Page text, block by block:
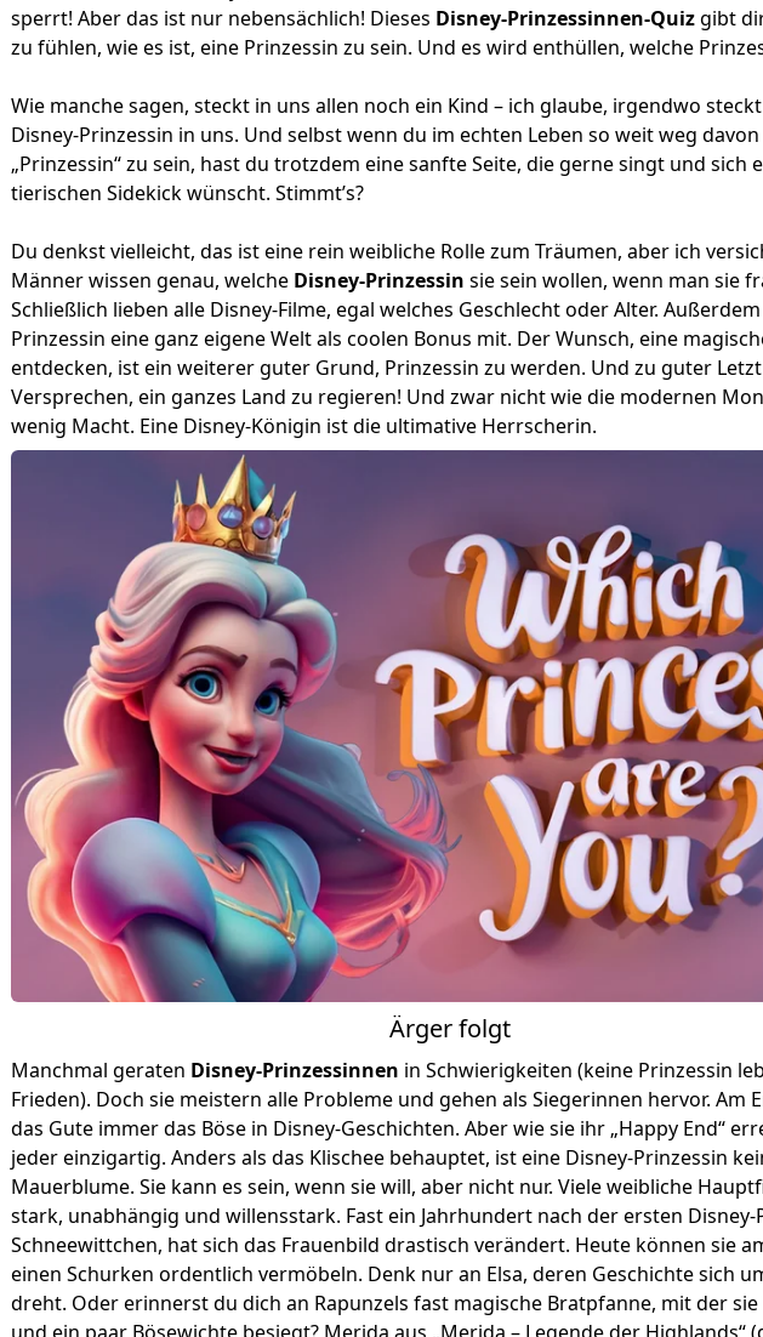
sperrt! Aber das ist nur nebensächlich! Dieses Disney-Prinzessinnen-Quizgibt
zu fühlen, wie es ist, eine Prinzessin zu sein. Und es wird enthüllen, welche
Wie manche sagen, steckt in uns allen noch ein Kind – ich glaube, irgendwo
Disney-Prinzessin in uns. Und selbst wenn du im echten Leben so weit weg
„Prinzessin“ zu sein, hast du trotzdem eine sanfte Seite, die gerne singt und sich
tierischen Sidekick wünscht. Stimmt’s?
Du denkst vielleicht, das ist eine rein weibliche Rolle zum Träumen, aber ich
Männer wissen genau, welche Disney-Prinzessin sie sein wollen, wenn man sie
Schließlich lieben alle Disney-Filme, egal welches Geschlecht oder Alter.
Prinzessin eine ganz eigene Welt als coolen Bonus mit. Der Wunsch, eine
entdecken, ist ein weiterer guter Grund, Prinzessin zu werden. Und zu guter
Versprechen, ein ganzes Land zu regieren! Und zwar nicht wie die modernen
wenig Macht. Eine Disney-Königin ist die ultimative Herrscherin.
Ärger folgt
Manchmal geraten Disney-Prinzessinnen in Schwierigkeiten (keine Prinzessin
Frieden). Doch sie meistern alle Probleme und gehen als Siegerinnen hervor. Am
das Gute immer das Böse in Disney-Geschichten. Aber wie sie ihr „Happy End“
jeder einzigartig. Anders als das Klischee behauptet, ist eine Disney-Prinzessin
Mauerblume. Sie kann es sein, wenn sie will, aber nicht nur. Viele weibliche
stark, unabhängig und willensstark. Fast ein Jahrhundert nach der ersten Disney-
Schneewittchen, hat sich das Frauenbild drastisch verändert. Heute können sie
einen Schurken ordentlich vermöbeln. Denk nur an Elsa, deren Geschichte sich
dreht. Oder erinnerst du dich an Rapunzels fast magische Bratpfanne, mit der